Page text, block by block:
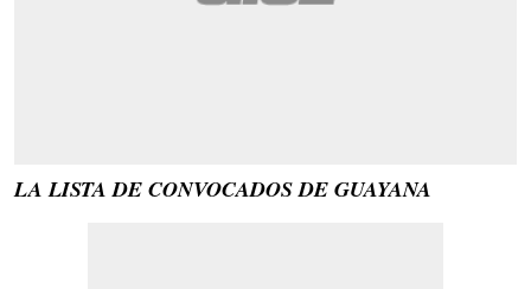
LA LISTA DE CONVOCADOS DE GUAYANA